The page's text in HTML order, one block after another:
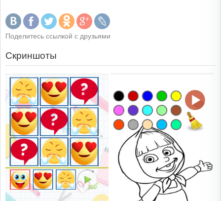
Поделитесь ссылкой с друзьями
Скриншоты